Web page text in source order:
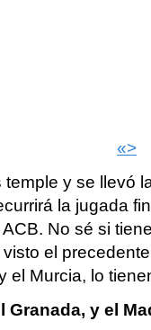
«>
y se llevó
la jugada
No sé si
el
el Murcia, lo
Granada, y el